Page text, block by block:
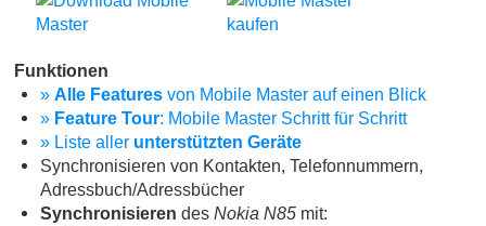
Funktionen
» Alle Features von Mobile Master auf einen Blick
» Feature Tour: Mobile Master Schritt für Schritt
» Liste aller unterstützten Geräte
Synchronisieren von Kontakten, Telefonnummern,
Adressbuch/Adressbücher
Synchronisieren des Nokia N85 mit: